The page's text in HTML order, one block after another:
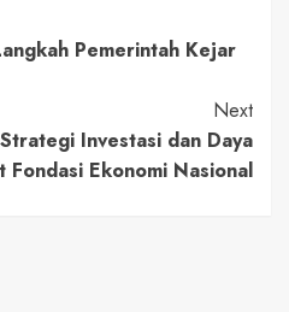
Pemerintah Kejar
Next
Investasi dan Daya
Fondasi Ekonomi Nasional